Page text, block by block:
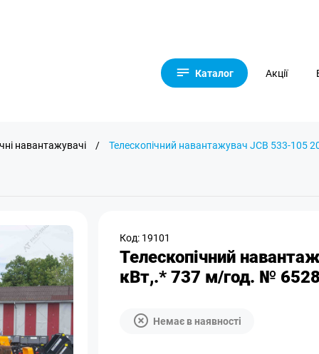
Каталог Акції
навантажувачі / Телескопічний навантажувач JCB 533-105
Код: 19101
Телескопічний
кВт,.* 737 м/год. № 6528
Немає в наявності